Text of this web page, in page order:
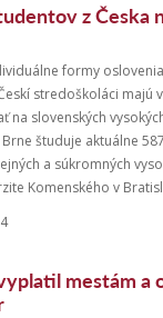
z Česka
formy
stredoškoláci majú
slovenských
študuje aktuálne
a súkromných
Komenského v
mestám a